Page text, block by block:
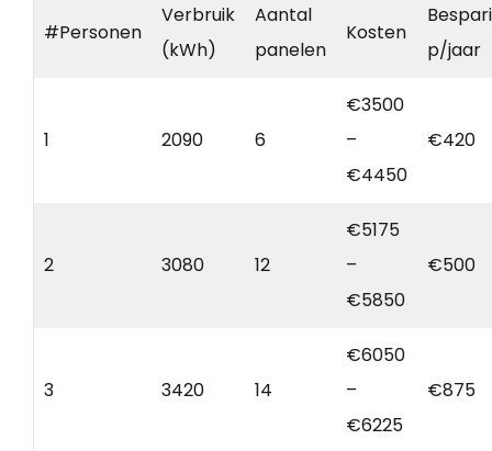
#Personen
Verbruik
(kWh)
Aantal
panelen
Kosten
p/jaar
1 2090 6
€3500
–
€4450
€420
2 3080 12
€5175
–
€5850
€500
3 3420 14
€6050
–
€6225
€875